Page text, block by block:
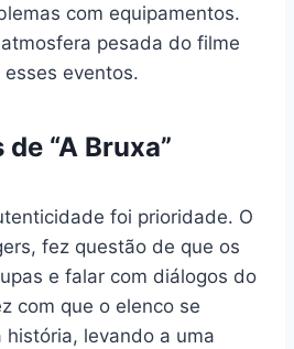
com equipamentos.
pesada do filme
eventos.
“A Bruxa”
foi prioridade. O
fez questão de que os
e falar com diálogos do
com que o elenco se
história, levando a uma